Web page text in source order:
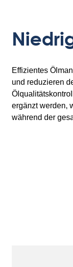
Effizientes
und reduzieren
ergänzt werden,
während der